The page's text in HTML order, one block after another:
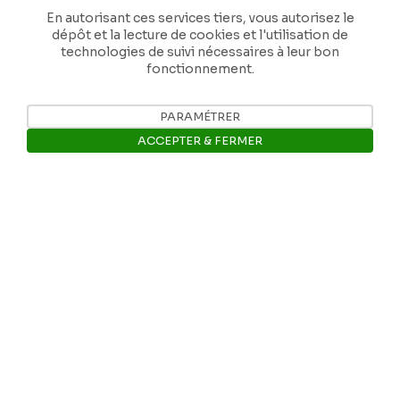
En autorisant ces services tiers, vous autorisez le
dépôt et la lecture de cookies et l'utilisation de
technologies de suivi nécessaires à leur bon
fonctionnement.
PARAMÉTRER
ACCEPTER & FERMER